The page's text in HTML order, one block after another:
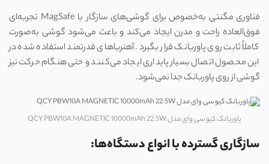
فناوری مگنتی به‌خصوص برای گوشی‌های سازگار با MagSafe تجربه‌ای
فوق‌العاده راحت و مدرن ایجاد می‌کند و باعث می‌شود گوشی به‌صورت
کاملاً ثابت روی پاوربانک قرار بگیرد. آهنرباهای قدرتمند استفاده شده در
این محصول اتصال بسیار پایداری ایجاد می‌کنند و حتی هنگام حرکت نیز
گوشی از روی پاوربانک جدا نمی‌شود.
پاوربانک کیو سی وای مدل QCY PBW10A MAGNETIC 10000mAh 22.5W
سازگاری گسترده با انواع دستگاه‌ها: